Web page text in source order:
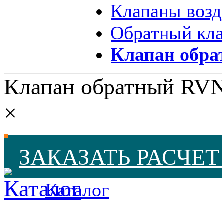
Клапаны
Обратный
Клапан
Клапан обратный
×
ЗАКАЗАТЬ
Каталог